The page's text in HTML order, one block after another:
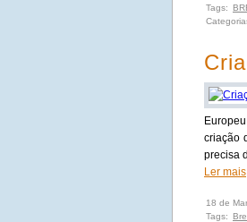
Tags:
criação
precisa
Ler mais
18 de
Tags: